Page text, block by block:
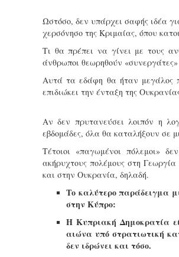
Ωστόσο, δεν υπάρχει σαφής ιδέα
χερσόνησο της Κριμαίας, όπου
Τι θα πρέπει να γίνει με τους
άνθρωποι θεωρηθούν
Αυτά τα εδάφη θα ήταν μεγάλος
επιδιώκει την ένταξη της
Αν δεν πρυτανεύσει λοιπόν η
εβδομάδες, όλα θα καταλήξουν σε
Τέτοιοι «παγωμένοι πόλεμοι»
ακήρυχτους πολέμους στη
και στην Ουκρανία, δηλαδή.
Το καλύτερο παράδειγμα
στην Κύπρο:
Η Κυπριακή Δημοκρατία
αιώνα υπό στρατιωτική
δεν ιδρώνει και τόσο.